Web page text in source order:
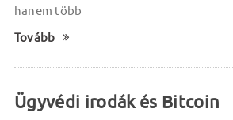
hanem több
Tovább
Ügyvédi irodák és Bitcoin